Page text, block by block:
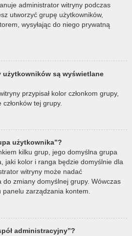
administrator witryny podczas
utworzyć grupę użytkowników,
wysyłając do niego prywatną
użytkowników są wyświetlane
przypisał kolor członkom grupy,
tej grupy.
użytkownika”?
kilku grup, jego domyślna grupa
jaki kolor i ranga będzie domyślnie dla
witryny może nadać
do zmiany domyślnej grupy. Wówczas
zarządzania kontem.
administracyjny”?